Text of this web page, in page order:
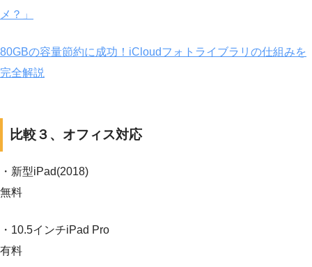
メ？」
80GBの容量節約に成功！iCloudフォトライブラリの仕組みを
完全解説
比較３、オフィス対応
・新型iPad(2018)
無料
・10.5インチiPad Pro
有料